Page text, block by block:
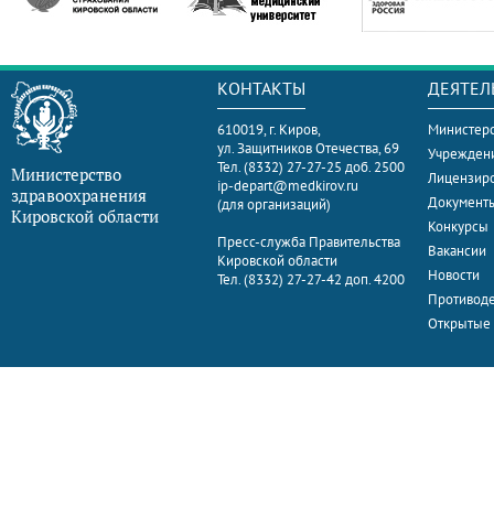
Министерство
здравоохранения
Кировской области
КОНТАКТЫ
610019, г. Киров,
ул. Защитников Отечества, 69
Тел. (8332) 27-27-25 доб. 2500
ip-depart@medkirov.ru
(для организаций)
Пресс-служба Правительства
Кировской области
Тел. (8332) 27-27-42 доп. 4200
Конкурсы
Вакансии
Новости